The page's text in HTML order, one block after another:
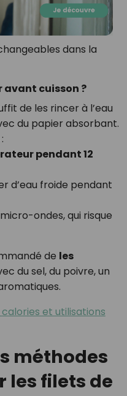
dans la
avant cuisson ?
de les rincer à l’eau
du papier absorbant.
pendant 12
d’eau froide pendant
ondes, qui risque
de les
du sel, du poivre, un
calories et utilisations
méthodes
les filets de